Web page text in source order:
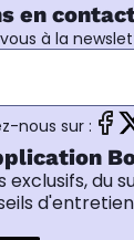
en
à la
nous sur :
du